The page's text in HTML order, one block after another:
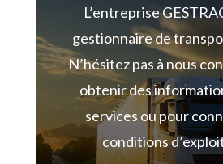
L’entreprise
gestionnaire de
N’hésitez pas à nous
obtenir des
services ou pour
conditions